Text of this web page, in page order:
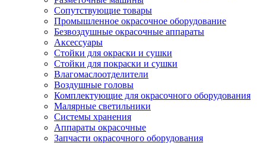
Сопутствующие товары
Промышленное окрасочное оборудование
Безвоздушные окрасочные аппараты
Аксессуары
Стойки для окраски и сушки
Стойки для покраски и сушки
Влагомаслоотделители
Воздушные головы
Комплектующие для окрасочного оборудования
Малярные светильники
Системы хранения
Аппараты окрасочные
Запчасти окрасочного оборудования